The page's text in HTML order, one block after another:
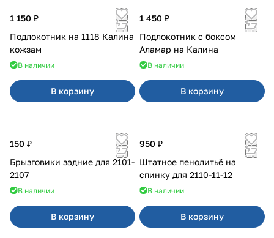
1 150 ₽
Подлокотник на 1118 Калина
кожзам
В наличии
В корзину
1 450 ₽
Подлокотник с боксом
Аламар на Калина
В наличии
В корзину
150 ₽
Брызговики задние для 2101-
2107
В наличии
В корзину
950 ₽
Штатное пенолитьё на
спинку для 2110-11-12
В наличии
В корзину